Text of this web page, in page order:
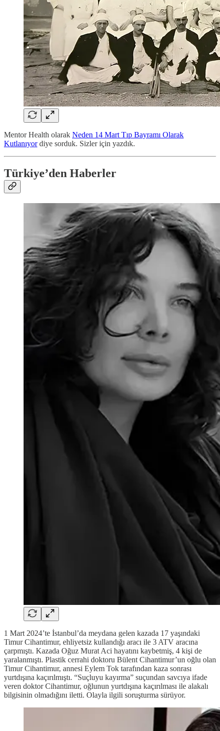
Mentor Health olarak Neden 14 Mart Tıp Bayramı Olarak
Kutlanıyordiye sorduk. Sizler için yazdık.
Türkiye’den Haberler
1 Mart 2024’te İstanbul’da meydana gelen kazada 17 yaşındaki
Timur Cihantimur, ehliyetsiz kullandığı aracı ile 3 ATV aracına
çarpmıştı. Kazada Oğuz Murat Aci hayatını kaybetmiş, 4 kişi de
yaralanmıştı. Plastik cerrahi doktoru Bülent Cihantimur’un oğlu olan
Timur Cihantimur, annesi Eylem Tok tarafından kaza sonrası
yurtdışına kaçırılmıştı. “Suçluyu kayırma” suçundan savcıya ifade
veren doktor Cihantimur, oğlunun yurtdışına kaçırılması ile alakalı
bilgisinin olmadığını iletti. Olayla ilgili soruşturma sürüyor.